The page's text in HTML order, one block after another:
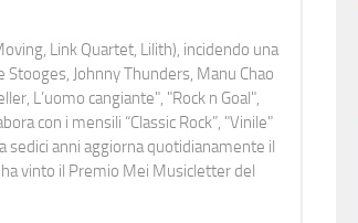
Link Quartet, Lilith), incidendo una
Johnny Thunders, Manu Chao
L’uomo cangiante", "Rock n Goal",
con i mensili “Classic Rock”, "Vinile"
sedici anni aggiorna quotidianamente il
vinto il Premio Mei Musicletter del